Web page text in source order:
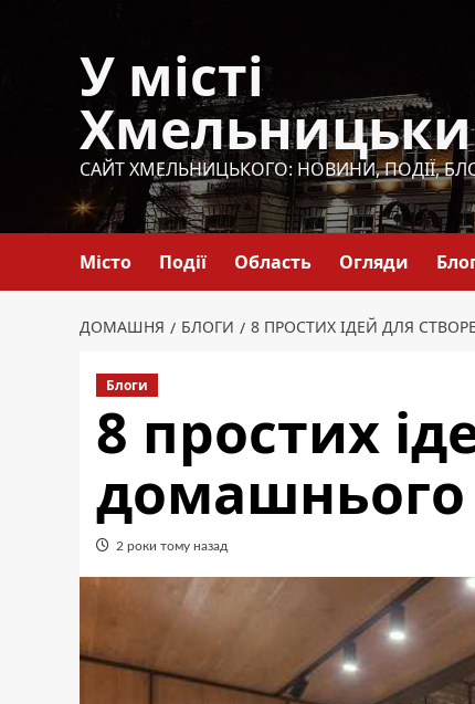
У місті
САЙТ ХМЕЛЬНИЦЬКОГО: НОВИНИ, ПОДІЇ,
Місто Події Область Огляди
ДОМАШНЯ БЛОГИ 8 ПРОСТИХ ІДЕЙ ДЛЯ
Блоги
8 простих
2 роки тому назад